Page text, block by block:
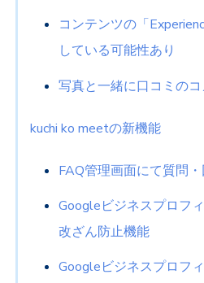
コンテンツの「
している可能性あり
写真と一緒に口コミの
kuchi ko meetの新機能
FAQ管理画面にて質問
Googleビジネスプロフ
改ざん防止機能
Googleビジネスプロフ